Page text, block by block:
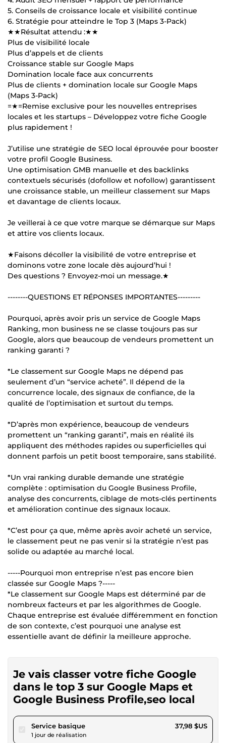
5. Conseils de croissance locale et visibilité continue
6. Stratégie pour atteindre le Top 3 (Maps 3-Pack)
★★Résultat attendu :★★
Plus de visibilité locale
Plus d’appels et de clients
Croissance stable sur Google Maps
Domination locale face aux concurrents
Plus de clients + domination locale sur Google Maps
(Maps 3-Pack)
=★=Remise exclusive pour les nouvelles entreprises
locales et les startups – Développez votre fiche Google
plus rapidement !
J’utilise une stratégie de SEO local éprouvée pour booster
votre profil Google Business.
Une optimisation GMB manuelle et des backlinks
contextuels sécurisés (dofollow et nofollow) garantissent
une croissance stable, un meilleur classement sur Maps
et davantage de clients locaux.
Je veillerai à ce que votre marque se démarque sur Maps
et attire vos clients locaux.
★Faisons décoller la visibilité de votre entreprise et
dominons votre zone locale dès aujourd’hui !
Des questions ? Envoyez-moi un message.★
--------QUESTIONS ET RÉPONSES IMPORTANTES---------
Pourquoi, après avoir pris un service de Google Maps
Ranking, mon business ne se classe toujours pas sur
Google, alors que beaucoup de vendeurs promettent un
ranking garanti ?
*Le classement sur Google Maps ne dépend pas
seulement d’un “service acheté”. Il dépend de la
concurrence locale, des signaux de confiance, de la
qualité de l’optimisation et surtout du temps.
*D’après mon expérience, beaucoup de vendeurs
promettent un “ranking garanti”, mais en réalité ils
appliquent des méthodes rapides ou superficielles qui
donnent parfois un petit boost temporaire, sans stabilité.
*Un vrai ranking durable demande une stratégie
complète : optimisation du Google Business Profile,
analyse des concurrents, ciblage de mots-clés pertinents
et amélioration continue des signaux locaux.
*C’est pour ça que, même après avoir acheté un service,
le classement peut ne pas venir si la stratégie n’est pas
solide ou adaptée au marché local.
-----Pourquoi mon entreprise n’est pas encore bien
classée sur Google Maps ?-----
*Le classement sur Google Maps est déterminé par de
nombreux facteurs et par les algorithmes de Google.
Chaque entreprise est évaluée différemment en fonction
de son contexte, c’est pourquoi une analyse est
essentielle avant de définir la meilleure approche.
Je vais classer votre fiche Google
dans le top 3 sur Google Maps et
Google Business Profile,seo local
Service basiquepour 35,00 $US
1 jour de réalisation
37,98 $US